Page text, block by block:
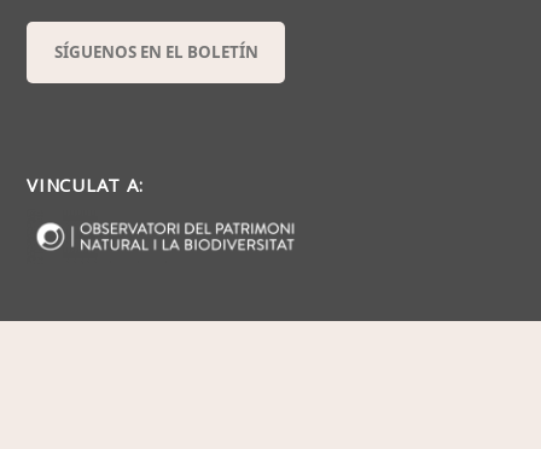
SÍGUENOS EN EL BOLETÍN
VINCULAT A: